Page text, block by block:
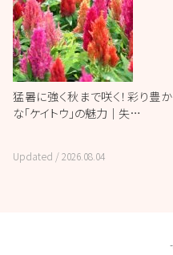
猛暑に強く秋まで咲く！彩り豊か
な「ケイトウ」の魅力｜失…
Updated /2026.08.04